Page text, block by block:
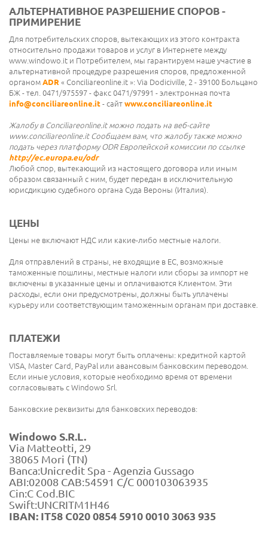
АЛЬТЕРНАТИВНОЕ РАЗРЕШЕНИЕ СПОРОВ -
ПРИМИРЕНИЕ
Для потребительских споров, вытекающих из этого контракта
относительно продажи товаров и услуг в Интернете между
www.windowo.it и Потребителем, мы гарантируем наше участие в
альтернативной процедуре разрешения споров, предложенной
органом ADR « Conciliareonline.it »: Via Dodiciville, 2 - 39100 Больцано
БЖ - тел. 0471/975597 - факс 0471/97991 - электронная почта
info@conciliareonline.it - сайт www.conciliareonline.it
Жалобу в Conciliareonline.it можно подать на веб-сайте
www.conciliareonline.it Сообщаем вам, что жалобу также можно
подать через платформу ODR Европейской комиссии по ссылке
http://ec.europa.eu/odr
Любой спор, вытекающий из настоящего договора или иным
образом связанный с ним, будет передан в исключительную
юрисдикцию судебного органа Суда Вероны (Италия).
ЦЕНЫ
Цены не включают НДС или какие-либо местные налоги.
Для отправлений в страны, не входящие в ЕС, возможные
таможенные пошлины, местные налоги или сборы за импорт не
включены в указанные цены и оплачиваются Клиентом. Эти
расходы, если они предусмотрены, должны быть уплачены
курьеру или соответствующим таможенным органам при доставке.
ПЛАТЕЖИ
Поставляемые товары могут быть оплачены: кредитной картой
VISA, Master Card, PayPal или авансовым банковским переводом.
Если иные условия, которые необходимо время от времени
согласовывать с Windowo Srl.
Банковские реквизиты для банковских переводов:
Windowo S.R.L.
Via Matteotti, 29
38065 Mori (TN)
Banca:Unicredit Spa - Agenzia Gussago
ABI:02008 CAB:54591 C/C 000103063935
Cin:C Cod.BIC
Swift:UNCRITM1H46
IBAN: IT58 C020 0854 5910 0010 3063 935